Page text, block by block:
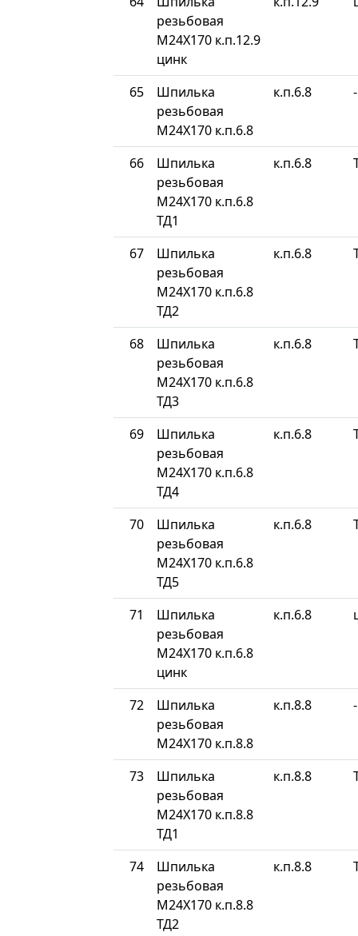
резьбовая
М24Х170 к.п.12.9
цинк
65
Шпилька
резьбовая
М24Х170 к.п.6.8
к.п.6.8 -
66
Шпилька
резьбовая
М24Х170 к.п.6.8
ТД1
к.п.6.8
67
Шпилька
резьбовая
М24Х170 к.п.6.8
ТД2
к.п.6.8
68
Шпилька
резьбовая
М24Х170 к.п.6.8
ТД3
к.п.6.8
69
Шпилька
резьбовая
М24Х170 к.п.6.8
ТД4
к.п.6.8
70
Шпилька
резьбовая
М24Х170 к.п.6.8
ТД5
к.п.6.8
71
Шпилька
резьбовая
М24Х170 к.п.6.8
цинк
к.п.6.8
72
Шпилька
резьбовая
М24Х170 к.п.8.8
к.п.8.8 -
73
Шпилька
резьбовая
М24Х170 к.п.8.8
ТД1
к.п.8.8
74
Шпилька
резьбовая
М24Х170 к.п.8.8
ТД2
к.п.8.8